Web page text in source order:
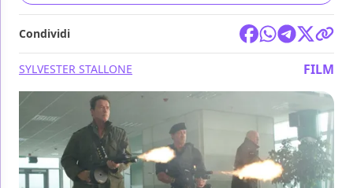
Condividi
SYLVESTER STALLONE FILM